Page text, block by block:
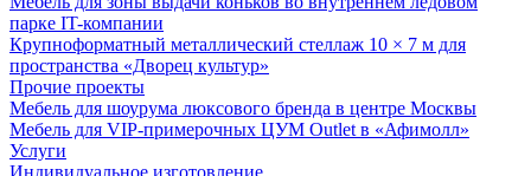
парке IT-компании
Крупноформатный металлический стеллаж 10 × 7 м для
пространства «Дворец культур»
Прочие проекты
Мебель для шоурума люксового бренда в центре Москвы
Мебель для VIP-примерочных ЦУМ Outlet в «Афимолл»
Услуги
Индивидуальное изготовление